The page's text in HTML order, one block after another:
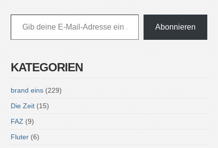
Gib deine E-Mail-Adresse ein ...
Abonnieren
KATEGORIEN
brand eins (229)
Die Zeit (15)
FAZ (9)
Fluter (6)